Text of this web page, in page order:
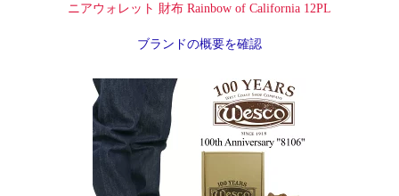
ニアウォレット 財布 Rainbow of California 12PL
ブランドの概要を確認